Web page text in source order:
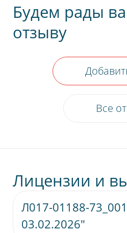
Будем рады
отзыву
Все
Лицензии и
Л017-01188-
03.02.2026"